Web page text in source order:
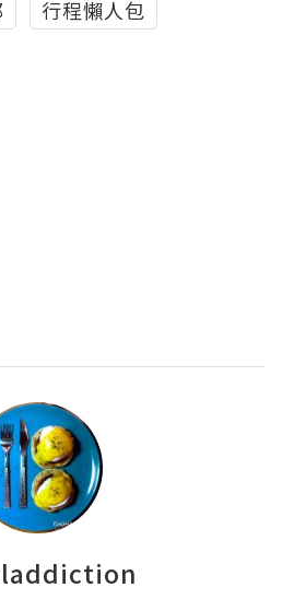
行程懶人包